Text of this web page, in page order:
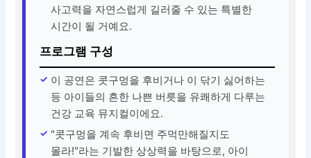
사고력을 자연스럽게 길러줄 수 있는 특별한
시간이 될 거예요.
프로그램 구성
이 공연은 콧구멍을 후비거나 이 닦기 싫어하는
등 아이들의 흔한 나쁜 버릇을 유쾌하게 다루는
건강 교육 뮤지컬이에요.
"콧구멍을 계속 후비면 주먹만해질지도
몰라!"라는 기발한 상상력을 바탕으로, 아이